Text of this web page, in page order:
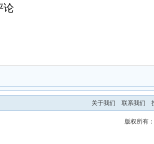
关于我们 联系我们
版权所有：